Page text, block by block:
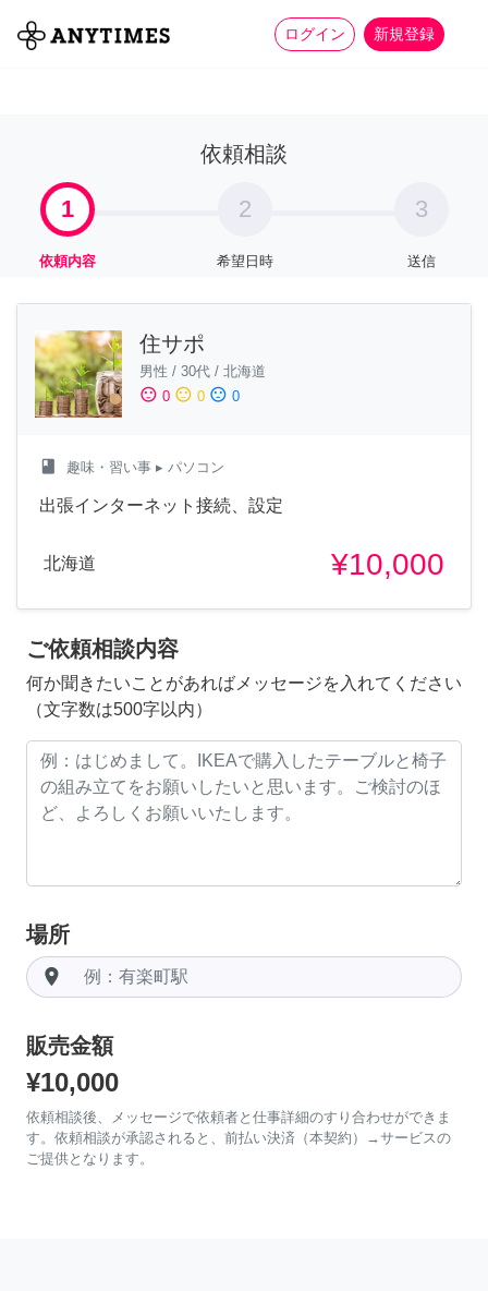
ログイン 新規登録
全て 家事 more_horiz
依頼相談
1
依頼内容
2
希望日時
3
送信
住サポ
男性 / 30代 / 北海道
sentiment_satisfied 0 sentiment_neutral 0 sentiment_dissatisfied 0
class 趣味・習い事 ▸ パソコン
出張インターネット接続、設定
北海道 ¥10,000
ご依頼相談内容
何か聞きたいことがあればメッセージを入れてください
（文字数は500字以内）
場所
room
販売金額
¥10,000
依頼相談後、メッセージで依頼者と仕事詳細のすり合わせができま
す。依頼相談が承認されると、前払い決済（本契約）→サービスの
ご提供となります。